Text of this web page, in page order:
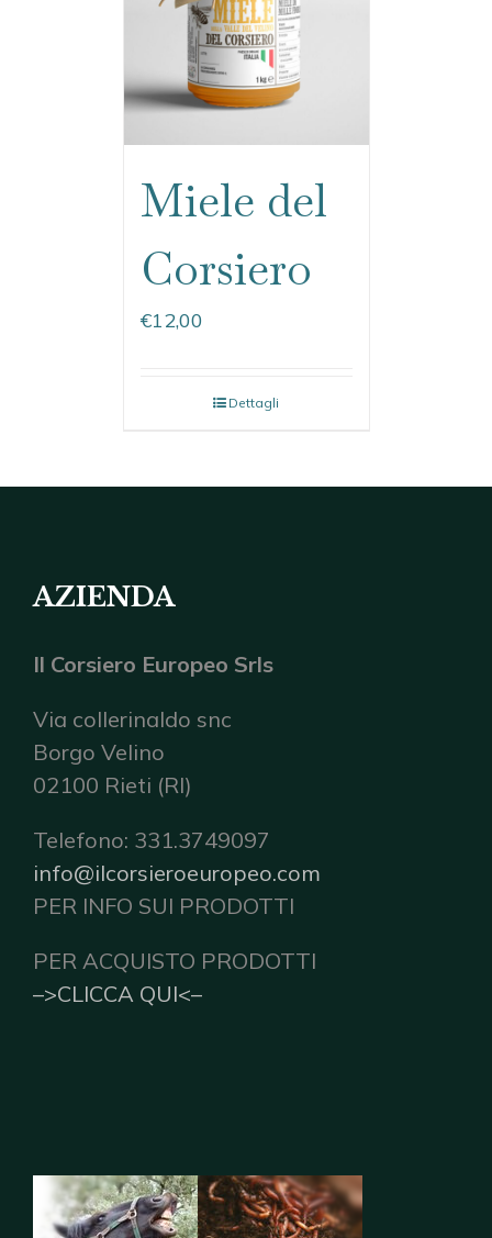
Miele del
Corsiero
€12,00
Dettagli
AZIENDA
Il Corsiero Europeo Srls
Via collerinaldo snc
Borgo Velino
02100 Rieti (RI)
Telefono: 331.3749097
info@ilcorsieroeuropeo.com
PER INFO SUI PRODOTTI
PER ACQUISTO PRODOTTI
–>CLICCA QUI<–